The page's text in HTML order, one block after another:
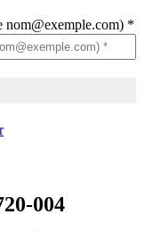
nom@exemple.com) *
004